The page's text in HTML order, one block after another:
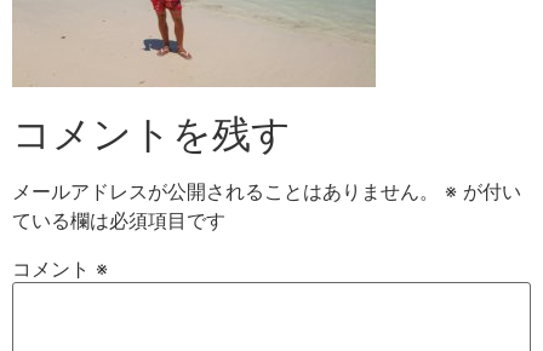
コメントを残す
メールアドレスが公開されることはありません。 ※ が付い
ている欄は必須項目です
コメント ※